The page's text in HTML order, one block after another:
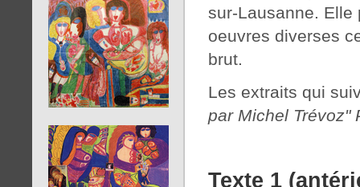
sur-Lausanne. Elle
oeuvres diverses
brut.
Les extraits qui
par Michel Trévoz"
Texte 1